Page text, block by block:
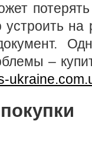
на
–